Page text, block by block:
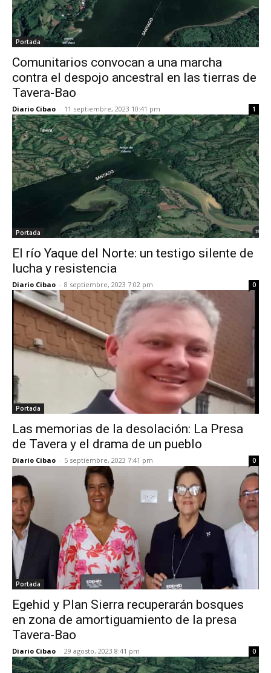
Portada
Comunitarios convocan a una marcha
contra el despojo ancestral en las tierras de
Tavera-Bao
Diario Cibao - 11 septiembre, 2023 10:41 pm 1
Portada
El río Yaque del Norte: un testigo silente de
lucha y resistencia
Diario Cibao - 8 septiembre, 2023 7:02 pm 0
Portada
Las memorias de la desolación: La Presa
de Tavera y el drama de un pueblo
Diario Cibao - 5 septiembre, 2023 7:41 pm 0
Portada
Egehid y Plan Sierra recuperarán bosques
en zona de amortiguamiento de la presa
Tavera-Bao
Diario Cibao - 29 agosto, 2023 8:41 pm 0